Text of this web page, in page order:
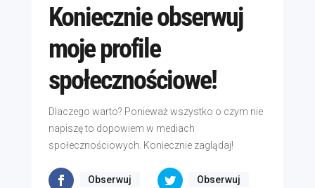
Koniecznie obserwuj
moje profile
społecznościowe!
Dlaczego warto? Ponieważ wszystko o czym nie
napiszę to dopowiem w mediach
społecznościowych. Koniecznie zaglądaj!
Obserwuj Obserwuj